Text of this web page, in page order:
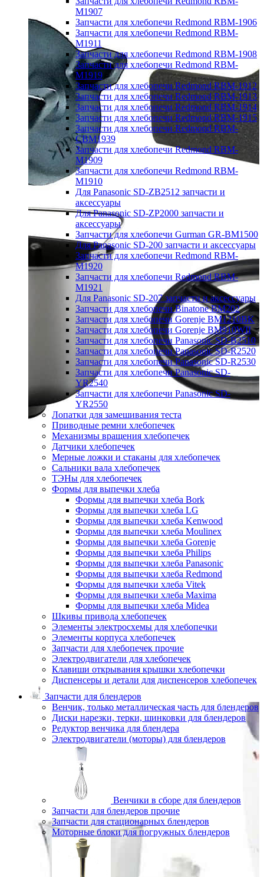
M1907
Запчасти для хлебопечи Redmond RBM-1906
Запчасти для хлебопечи Redmond RBM-
M1911
Запчасти для хлебопечи Redmond RBM-1908
Запчасти для хлебопечи Redmond RBM-
M1919
Запчасти для хлебопечи Redmond RBM-1912
Запчасти для хлебопечи Redmond RBM-1913
Запчасти для хлебопечи Redmond RBM-1914
Запчасти для хлебопечи Redmond RBM-1915
Запчасти для хлебопечи Redmond RBM-
CBM1939
Запчасти для хлебопечи Redmond RBM-
M1909
Запчасти для хлебопечи Redmond RBM-
M1910
Для Panasonic SD-ZB2512 запчасти и
аксессуары
Для Panasonic SD-ZP2000 запчасти и
аксессуары
Запчасти для хлебопечи Gurman GR-BM1500
Для Panasonic SD-200 запчасти и аксессуары
Запчасти для хлебопечи Redmond RBM-
M1920
Запчасти для хлебопечи Redmond RBM-
M1921
Для Panasonic SD-207 запчасти и аксессуары
Запчасти для хлебопечи Binatone BM202
Запчасти для хлебопечи Gorenje BM1210BK
Запчасти для хлебопечи Gorenje BM910WII
Запчасти для хлебопечи Panasonic SD-B2510
Запчасти для хлебопечи Panasonic SD-R2520
Запчасти для хлебопечи Panasonic SD-R2530
Запчасти для хлебопечи Panasonic SD-
YR2540
Запчасти для хлебопечи Panasonic SD-
YR2550
Лопатки для замешивания теста
Приводные ремни хлебопечек
Механизмы вращения хлебопечек
Датчики хлебопечек
Мерные ложки и стаканы для хлебопечек
Сальники вала хлебопечек
ТЭНы для хлебопечек
Формы для выпечки хлеба
Формы для выпечки хлеба Bork
Формы для выпечки хлеба LG
Формы для выпечки хлеба Kenwood
Формы для выпечки хлеба Moulinex
Формы для выпечки хлеба Gorenje
Формы для выпечки хлеба Philips
Формы для выпечки хлеба Panasonic
Формы для выпечки хлеба Redmond
Формы для выпечки хлеба Vitek
Формы для выпечки хлеба Maxima
Формы для выпечки хлеба Midea
Шкивы привода хлебопечек
Элементы электросхемы для хлебопечки
Элементы корпуса хлебопечек
Запчасти для хлебопечек прочие
Электродвигатели для хлебопечек
Клавиши открывания крышки хлебопечки
Диспенсеры и детали для диспенсеров хлебопечек
Запчасти для блендеров
Венчик, только металлическая часть для блендеров
Диски нарезки, терки, шинковки для блендеров
Редуктор венчика для блендера
Электродвигатели (моторы) для блендеров
Венчики в сборе для блендеров
Запчасти для блендеров прочие
Запчасти для стационарных блендеров
Моторные блоки для погружных блендеров